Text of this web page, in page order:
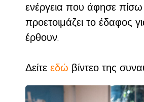
ενέργεια που άφησε
προετοιμάζει το έδαφος
έρθουν.
Δείτε εδώ βίντεο της